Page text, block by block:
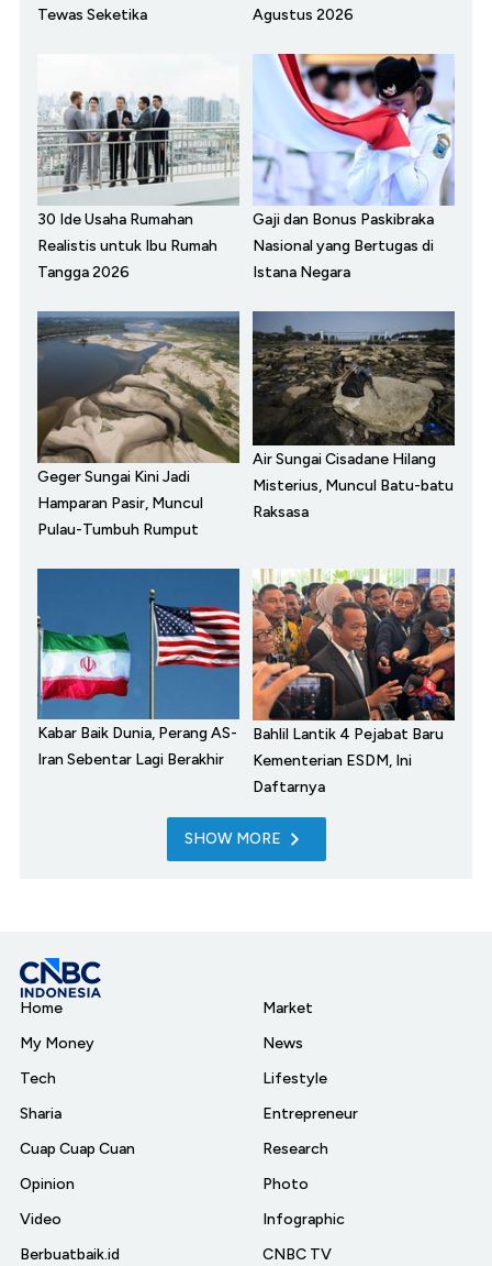
Tewas Seketika
Agustus 2026
30 Ide Usaha Rumahan
Realistis untuk Ibu Rumah
Tangga 2026
Gaji dan Bonus Paskibraka
Nasional yang Bertugas di
Istana Negara
Geger Sungai Kini Jadi
Hamparan Pasir, Muncul
Pulau-Tumbuh Rumput
Air Sungai Cisadane Hilang
Misterius, Muncul Batu-batu
Raksasa
Kabar Baik Dunia, Perang AS-
Iran Sebentar Lagi Berakhir
Bahlil Lantik 4 Pejabat Baru
Kementerian ESDM, Ini
Daftarnya
SHOW MORE
Home
My Money
Tech
Sharia
Cuap Cuap Cuan
Opinion
Video
Berbuatbaik.id
Market
News
Lifestyle
Entrepreneur
Research
Photo
Infographic
CNBC TV